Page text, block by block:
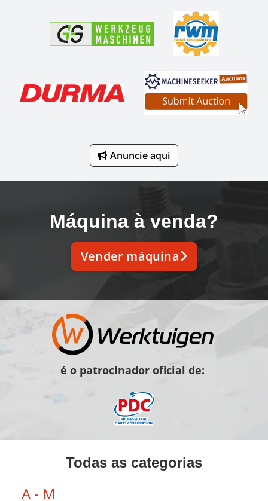
Anuncie aqui
Máquina à venda?
Vender máquina
é o patrocinador oficial de:
Todas as categorias
A - M